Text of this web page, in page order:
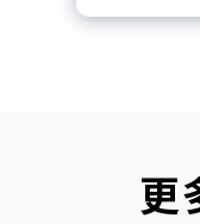
訂閱專
更